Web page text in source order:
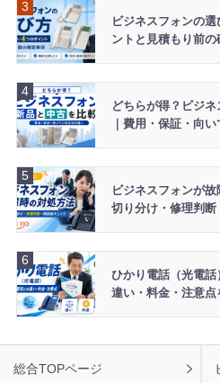
ビジネスフォンの
ントと見積もり前の
どちらが得？ビジ
｜費用・保証・向
ビジネスフォンが
切り分け・修理判
ひかり電話（光電
違い・料金・注意点
ッ総合TOPページ